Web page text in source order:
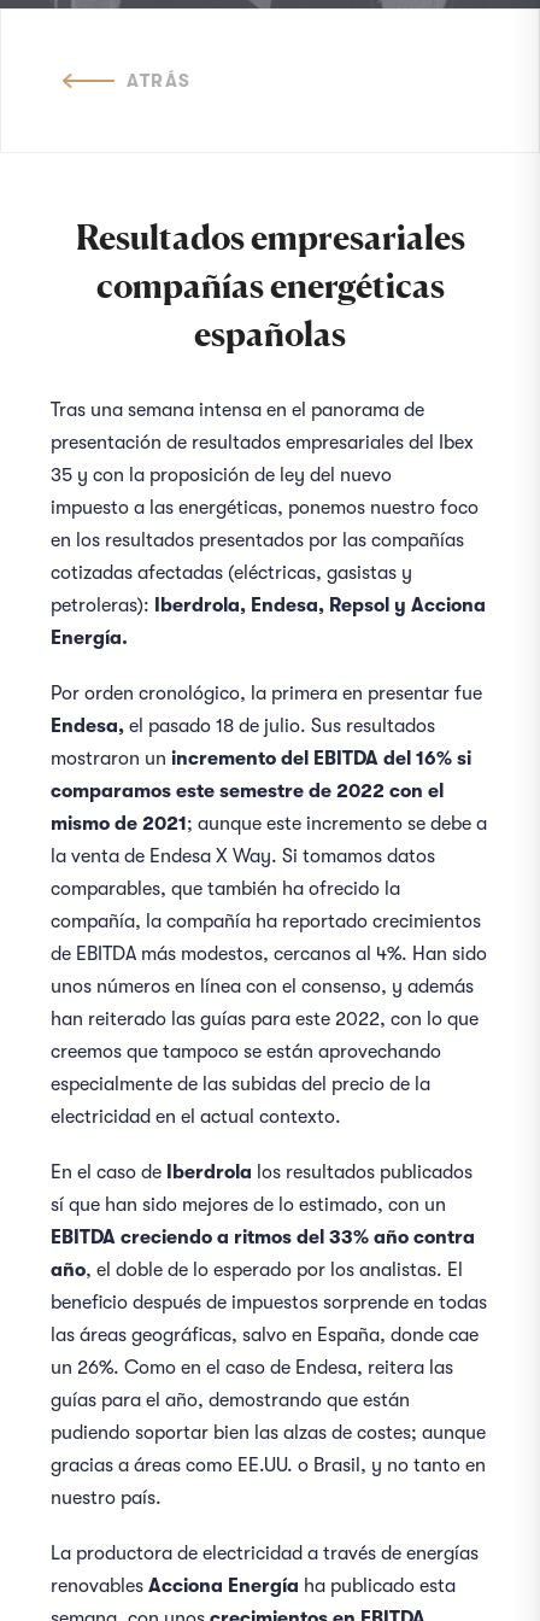
ATRÁS
Resultados empresariales
compañías energéticas
españolas
Tras una semana intensa en el panorama de
presentación de resultados empresariales del Ibex
35 y con la proposición de ley del nuevo
impuesto a las energéticas, ponemos nuestro foco
en los resultados presentados por las compañías
cotizadas afectadas (eléctricas, gasistas y
petroleras): Iberdrola, Endesa, Repsol y Acciona
Energía.
Por orden cronológico, la primera en presentar fue
Endesa,el pasado 18 de julio. Sus resultados
mostraron unincremento del EBITDA del 16% si
comparamos este semestre de 2022 con el
mismo de 2021; aunque este incremento se debe a
la venta de Endesa X Way. Si tomamos datos
comparables, que también ha ofrecido la
compañía, la compañía ha reportado crecimientos
de EBITDA más modestos, cercanos al 4%. Han sido
unos números en línea con el consenso, y además
han reiterado las guías para este 2022, con lo que
creemos que tampoco se están aprovechando
especialmente de las subidas del precio de la
electricidad en el actual contexto.
En el caso de Iberdrola los resultados publicados
sí que han sido mejores de lo estimado, con un
EBITDA creciendo a ritmos del 33% año contra
año, el doble de lo esperado por los analistas. El
beneficio después de impuestos sorprende en todas
las áreas geográficas, salvo en España, donde cae
un 26%. Como en el caso de Endesa, reitera las
guías para el año, demostrando que están
pudiendo soportar bien las alzas de costes; aunque
gracias a áreas como EE.UU. o Brasil, y no tanto en
nuestro país.
La productora de electricidad a través de energías
renovablesAcciona Energía ha publicado esta